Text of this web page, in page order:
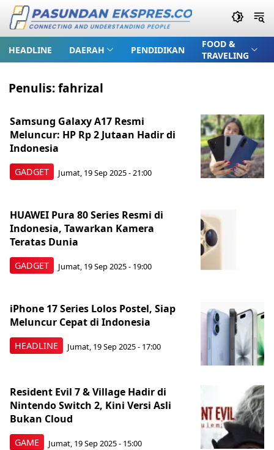
HEADLINE DAERAH PENDIDIKAN
FOOD &
TRAVELING
Penulis:fahrizal
GADGET
Samsung Galaxy A17 Resmi
Meluncur: HP Rp 2 Jutaan Hadir di
Indonesia
Jumat, 19 Sep 2025 - 21:00
GADGET
HUAWEI Pura 80 Series Resmi di
Indonesia, Tawarkan Kamera
Teratas Dunia
Jumat, 19 Sep 2025 - 19:00
HEADLINE
iPhone 17 Series Lolos Postel, Siap
Meluncur Cepat di Indonesia
Jumat, 19 Sep 2025 - 17:00
GAME
Resident Evil 7 & Village Hadir di
Nintendo Switch 2, Kini Versi Asli
Bukan Cloud
Jumat, 19 Sep 2025 - 15:00